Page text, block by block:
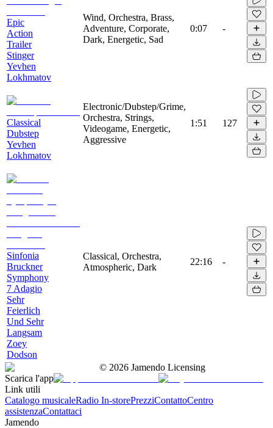
Epic
Action
Trailer
Stinger
Yevhen
Lokhmatov
Wind, Orchestra, Brass,
Adventure, Corporate,
Dark, Energetic, Sad
0:07 -
Classical
Dubstep
Yevhen
Lokhmatov
Electronic/Dubstep/Grime,
Orchestra, Strings,
Videogame, Energetic,
Aggressive
1:51 127
Sinfonia
Bruckner
Symphony
7 Adagio
Sehr
Feierlich
Und Sehr
Langsam
Zoey
Dodson
Classical, Orchestra,
Atmospheric, Dark
22:16 -
© 2026 Jamendo Licensing
Scarica l'app
Link utili
Catalogo musicaleRadio In-storePrezziContattoCentro
assistenzaContattaci
Jamendo